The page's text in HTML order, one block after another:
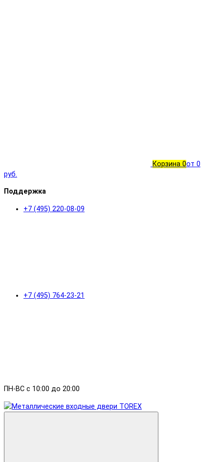
Корзина 0от 0
руб.
Поддержка
+7 (495) 220-08-09
+7 (495) 764-23-21
ПН-ВС с 10:00 до 20:00